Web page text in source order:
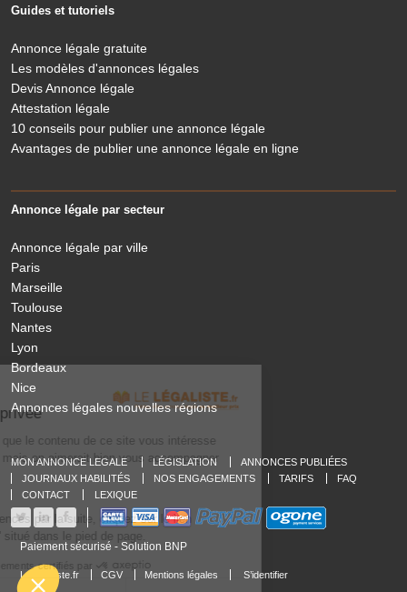
Le Légaliste
respecte votre vie privée
On a attendu d'être sûrs que le contenu de ce site vous intéresse
avant de vous déranger, mais on aimerait bien vous accompagner
pendant votre visite...
C'est OK pour vous ?
Pour modifier vos préférences par la suite, cliquez sur le lien
'Préférences de cookies' situé dans le pied de page.
Consentements certifiés par
Guides et tutoriels
Annonce légale gratuite
Les modèles d'annonces légales
Devis Annonce légale
Attestation légale
10 conseils pour publier une annonce légale
Avantages de publier une annonce légale en ligne
Annonce légale par secteur
Annonce légale par ville
Paris
Marseille
Toulouse
Nantes
Lyon
Bordeaux
Nice
Annonces légales nouvelles régions
MON ANNONCE LEGALE LÉGISLATION
ANNONCES PUBLIÉES
JOURNAUX HABILITÉS
NOS ENGAGEMENTS TARIFS
FAQ
CONTACT
LEXIQUE
Paiement sécurisé - Solution BNP
LeLegaliste.fr CGV Mentions légales S’identifier